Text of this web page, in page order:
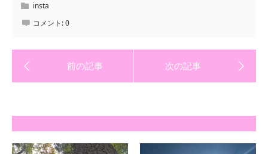
insta
コメント:0